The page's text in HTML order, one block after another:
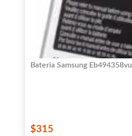
Bateria Samsung Eb494358vu
$315